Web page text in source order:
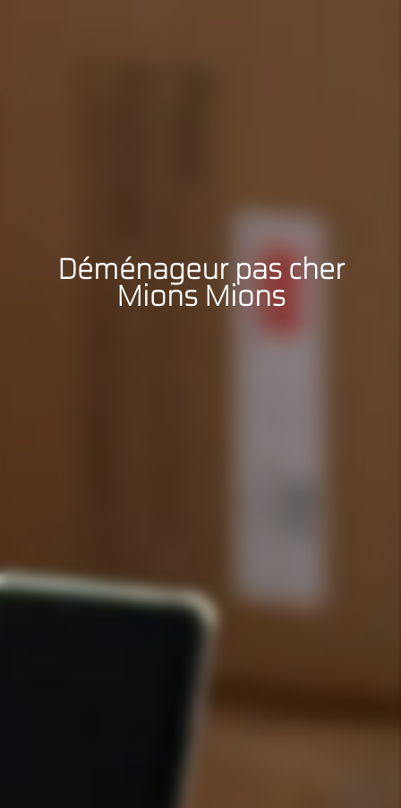
Déménageur pas cher
Mions Mions